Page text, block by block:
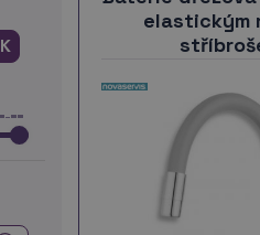
elastickým